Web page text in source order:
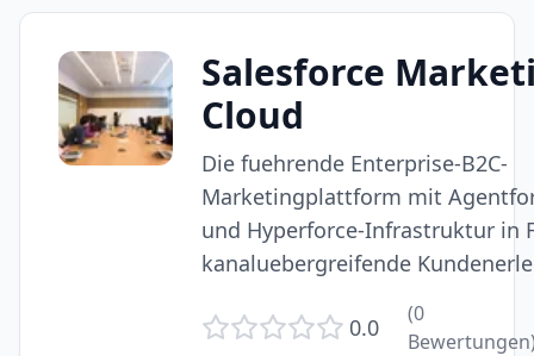
Salesforce
Cloud
Die fuehrende Enterprise-B2C-
Marketingplattform mit
und Hyperforce-Infrastruktur in
kanaluebergreifende
0.0 (0